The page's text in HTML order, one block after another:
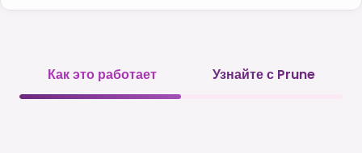
Как это работает Узнайте с Prune